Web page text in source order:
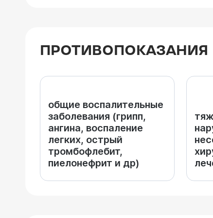
ПРОТИВОПОКАЗАНИЯ
общие воспалительные
заболевания (грипп,
ангина, воспаление
легких, острый
тромбофлебит,
пиелонефрит и др)